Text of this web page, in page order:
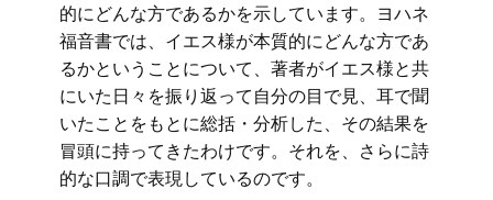
的にどんな方であるかを示しています。ヨハネ
福音書では、イエス様が本質的にどんな方であ
るかということについて、著者がイエス様と共
にいた日々を振り返って自分の目で見、耳で聞
いたことをもとに総括・分析した、その結果を
冒頭に持ってきたわけです。それを、さらに詩
的な口調で表現しているのです。